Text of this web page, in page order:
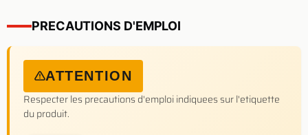
PRECAUTIONS D'EMPLOI
ATTENTION
Respecter les precautions d'emploi indiquees sur l'etiquette
du produit.